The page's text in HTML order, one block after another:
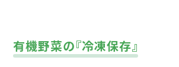
有機野菜の『冷凍保存』